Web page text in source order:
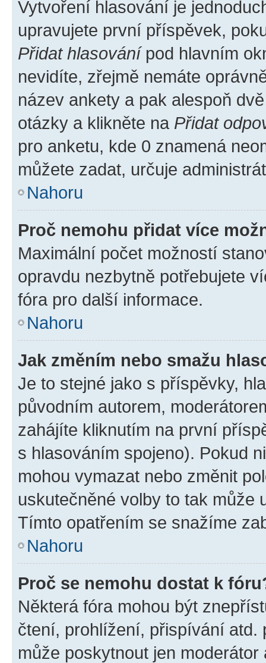
Vytvoření hlasování je
upravujete první příspěvek,
Přidat hlasovánípod hlavním
nevidíte, zřejmě nemáte
název ankety a pak alespoň
otázky a klikněte na Přidat
pro anketu, kde 0 znamená
můžete zadat, určuje
Nahoru
Proč nemohu přidat více
Maximální počet možností
opravdu nezbytně potřebujete
fóra pro další informace.
Nahoru
Jak změním nebo smažu
Je to stejné jako s příspěvky,
původním autorem,
zahájíte kliknutím na první
s hlasováním spojeno). Pokud
mohou vymazat nebo změnit
uskutečněné volby to tak může
Tímto opatřením se snažíme
Nahoru
Proč se nemohu dostat k
Některá fóra mohou být
čtení, prohlížení, přispívání atd.
může poskytnout jen